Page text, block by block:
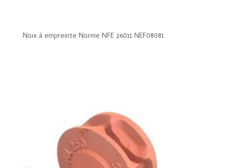
Noix à empreinte Norme NFE 26011 NEF08081